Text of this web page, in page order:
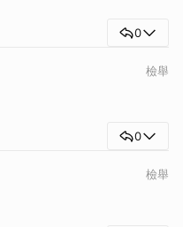
0
檢舉
0
檢舉